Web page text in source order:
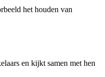
het houden van
en kijkt samen met hen